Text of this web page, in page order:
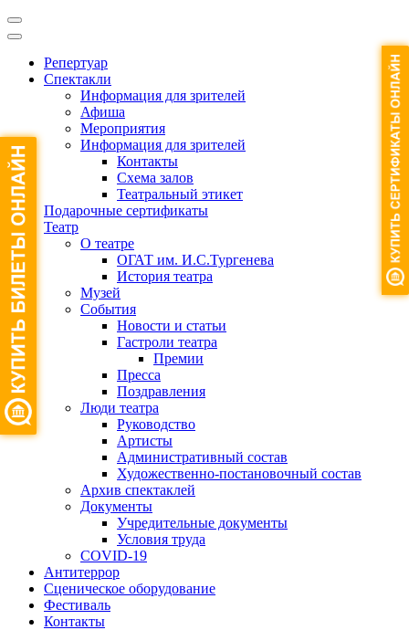
Репертуар
Спектакли
Информация для зрителей
Афиша
Мероприятия
Информация для зрителей
Контакты
Схема залов
Театральный этикет
Подарочные сертификаты
Театр
О театре
ОГАТ им. И.С.Тургенева
История театра
Музей
События
Новости и статьи
Гастроли театра
Премии
Пресса
Поздравления
Люди театра
Руководство
Артисты
Административный состав
Художественно-постановочный состав
Архив спектаклей
Документы
Учредительные документы
Условия труда
COVID-19
Антитеррор
Сценическое оборудование
Фестиваль
Контакты